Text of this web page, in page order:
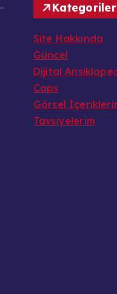
Kategoriler
Site Hakkında
Güncel
Dijital
Caps
Görsel
Tavsiyelerim